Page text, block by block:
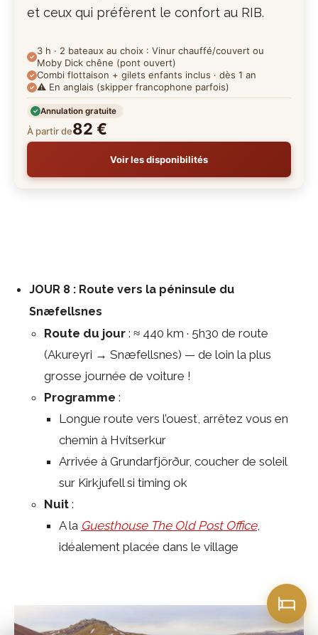
et ceux qui préfèrent le confort au RIB.
3 h · 2 bateaux au choix : Vinur chauffé/couvert ou
Moby Dick chêne (pont ouvert)
Combi flottaison + gilets enfants inclus · dès 1 an
⚠️ En anglais (skipper francophone parfois)
Annulation gratuite
À partir de82 €
Voir les disponibilités
JOUR 8 : Route vers la péninsule du
Snæfellsnes
Route du jour : ≈ 440 km · 5h30 de route
(Akureyri → Snæfellsnes) — de loin la plus
grosse journée de voiture !
Programme :
Longue route vers l’ouest, arrêtez vous en
chemin à Hvítserkur
Arrivée à Grundarfjörður, coucher de soleil
sur Kirkjufell si timing ok
Nuit :
A la Guesthouse The Old Post Office,
idéalement placée dans le village